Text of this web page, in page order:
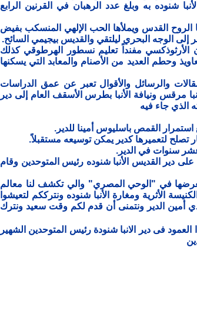
شنوده به وبلغ عدد الرهبان في القرنين الرابع
الروح القدس ويملأها الحب الإلهي المنسكب بفيض
الوجه البحري ليلتقي والقديس بيجيمي السائح.
الأرثوذكسي مفنداً تعليم نسطور الهرطوقي كذلك
وحطم العديد من الأصنام والمعابد التي يسكنها
والرسائل والأقوال تعبر عن عمق الدراسات
أوفد قداسة البابا نيافة الأنبا مرقس ونيافة الأنبا بطرس الأسقف العام إلى دير
الذي جاء فيه
الإشراف على دير القديس الأنبا شنوده رئيس المتوحدين وقام
في "الوحي المصري" والي تكشف لنا معالم
الأثرية ومغارة الأنبا شنوده ونترككم لتعيشوا
أمين الدير ونتمنى أن قدم لكم وقت سعيد ونترك
فى دير الانبا شنودة رئيس المتوحدين الشهير